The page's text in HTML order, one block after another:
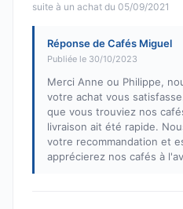
suite à un achat du 05/09/2021
Réponse de Cafés Miguel
Publiée le 30/10/2023
Merci Anne ou Philippe,
votre achat vous
que vous trouviez nos
livraison ait été rapide.
votre recommandation et
apprécierez nos cafés à